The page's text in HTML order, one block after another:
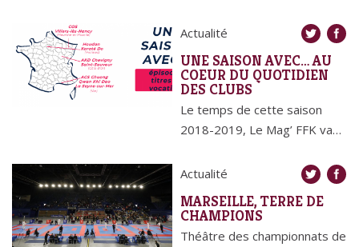
Actualité
UNE SAISON AVEC… AU
COEUR DU QUOTIDIEN
DES CLUBS
Le temps de cette saison
2018-2019, Le Mag’ FFK va…
Actualité
MARSEILLE, TERRE DE
CHAMPIONS
Théâtre des championnats de